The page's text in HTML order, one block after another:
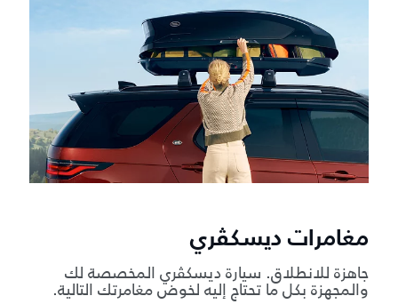
مغامرات ديسكڤري
جاهزة للانطلاق. سيارة ديسكڤري المخصصة لك
والمجهزة بكل ما تحتاج إليه لخوض مغامرتك التالية.